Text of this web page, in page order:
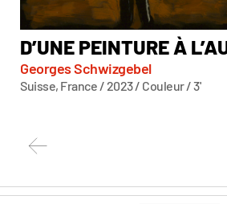
D’UNE PEINTURE À
Georges Schwizgebel
Suisse, France / 2023 / Couleur / 3'